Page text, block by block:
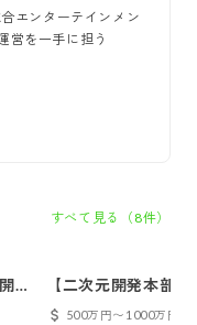
エンターテインメン
営を一手に担う
すべて見る（8件）
【二次元開発本部/
開発部】サーバー
500万円〜1000万円